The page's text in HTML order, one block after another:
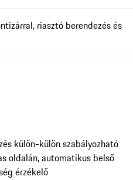
riasztó berendezés és
külön-külön szabályozható
oldalán, automatikus belső
érzékelő